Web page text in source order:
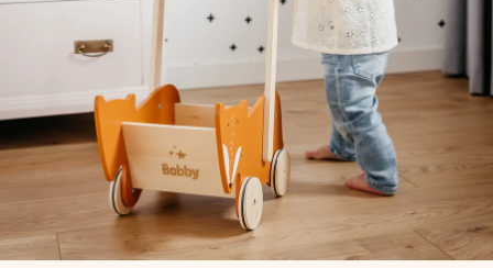
Gratis kort med hilsen
Lav noget særligt i blot få trin – med hendes navn, et
billede af dig eller en besked, der går lige i hendes hjerte.
Intet besvær men udelukkende en masse kærlighed i
øjeblikket.